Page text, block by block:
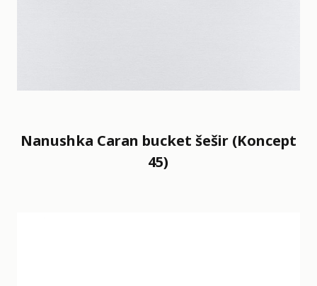
Nanushka Caran bucket šešir (Koncept
45)